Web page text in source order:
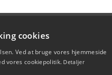
cookies
Ved at bruge vores hjemmeside
vores cookiepolitik. Detaljer